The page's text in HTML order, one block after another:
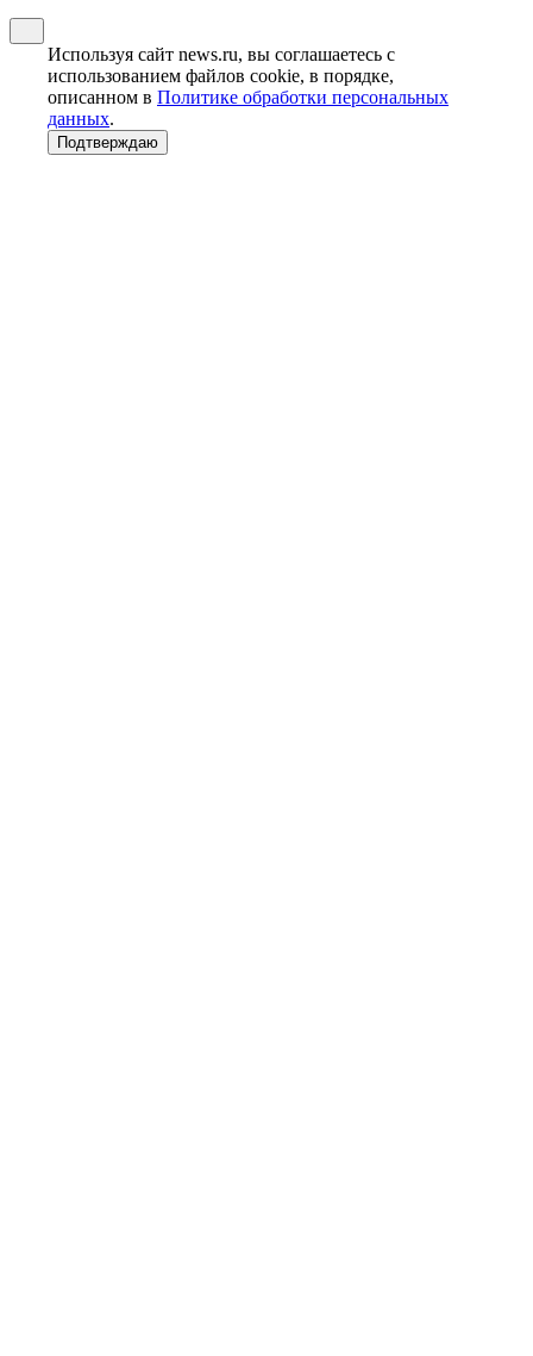
Используя сайт news.ru, вы соглашаетесь с
использованием файлов cookie, в порядке,
описанном в Политике обработки персональных
данных.
Подтверждаю